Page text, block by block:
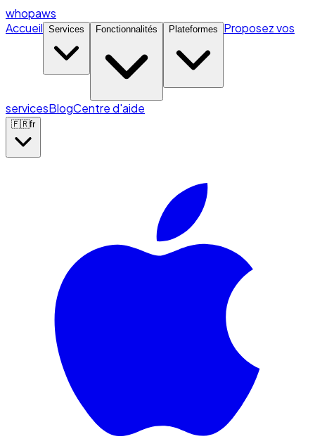
whopaws
Accueil Services Fonctionnalités Plateformes Proposez vos
servicesBlogCentre d'aide
🇫🇷fr